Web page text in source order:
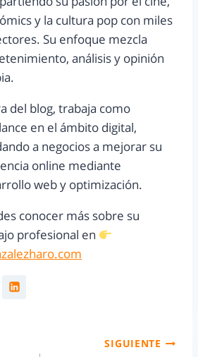
y la cultura pop con miles
Su enfoque mezcla
análisis y opinión
del blog, trabaja como
en el ámbito digital,
a negocios a mejorar su
online mediante
web y optimización.
conocer más sobre su
profesional en
SIGUIENTE